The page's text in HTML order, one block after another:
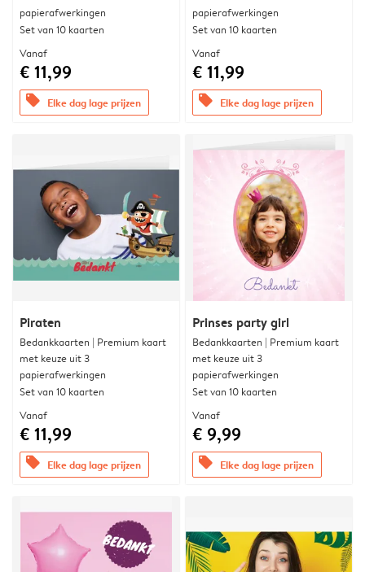
papierafwerkingen
Set van 10 kaarten
Vanaf
€ 11,99
offers Elke dag lage prijzen
papierafwerkingen
Set van 10 kaarten
Vanaf
€ 11,99
offers Elke dag lage prijzen
Piraten
Bedankkaarten | Premium kaart
met keuze uit 3
papierafwerkingen
Set van 10 kaarten
Vanaf
€ 11,99
offers Elke dag lage prijzen
Prinses party girl
Bedankkaarten | Premium kaart
met keuze uit 3
papierafwerkingen
Set van 10 kaarten
Vanaf
€ 9,99
offers Elke dag lage prijzen